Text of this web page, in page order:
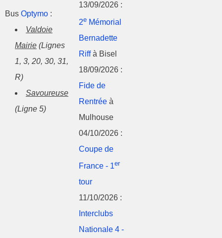
Bus Optymo :
Valdoie
Mairie (Lignes
1, 3, 20, 30, 31,
R)
Savoureuse
(Ligne 5)
13/09/2026 :
2e Mémorial
Bernadette
Riffà Bisel
18/09/2026 :
Fide de
Rentrée à
Mulhouse
04/10/2026 :
Coupe de
France - 1er
tour
11/10/2026 :
Interclubs
Nationale 4 -